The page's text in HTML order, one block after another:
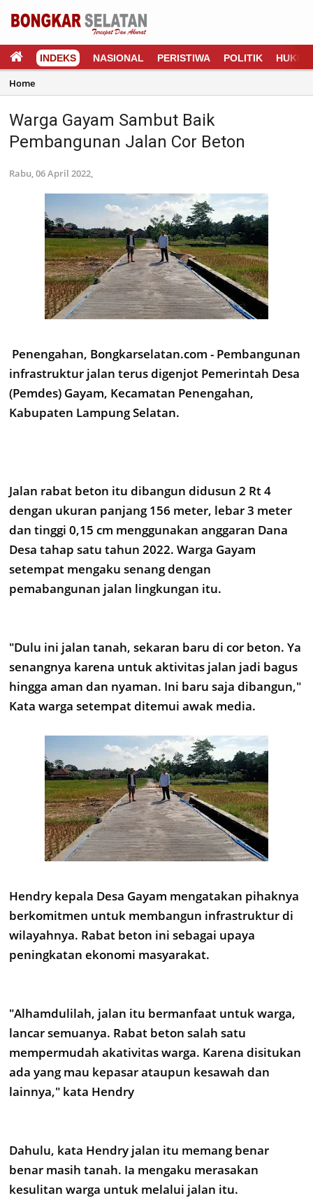
INDEKS NASIONAL PERISTIWA POLITIK HUKUM
Home
Warga Gayam Sambut Baik
Pembangunan Jalan Cor Beton
Rabu, 06 April 2022,
Penengahan, Bongkarselatan.com - Pembangunan
infrastruktur jalan terus digenjot Pemerintah Desa
(Pemdes) Gayam, Kecamatan Penengahan,
Kabupaten Lampung Selatan.
Jalan rabat beton itu dibangun didusun 2 Rt 4
dengan ukuran panjang 156 meter, lebar 3 meter
dan tinggi 0,15 cm menggunakan anggaran Dana
Desa tahap satu tahun 2022. Warga Gayam
setempat mengaku senang dengan
pemabangunan jalan lingkungan itu.
"Dulu ini jalan tanah, sekaran baru di cor beton. Ya
senangnya karena untuk aktivitas jalan jadi bagus
hingga aman dan nyaman. Ini baru saja dibangun,"
Kata warga setempat ditemui awak media.
Hendry kepala Desa Gayam mengatakan pihaknya
berkomitmen untuk membangun infrastruktur di
wilayahnya. Rabat beton ini sebagai upaya
peningkatan ekonomi masyarakat.
"Alhamdulilah, jalan itu bermanfaat untuk warga,
lancar semuanya. Rabat beton salah satu
mempermudah akativitas warga. Karena disitukan
ada yang mau kepasar ataupun kesawah dan
lainnya," kata Hendry
Dahulu, kata Hendry jalan itu memang benar
benar masih tanah. Ia mengaku merasakan
kesulitan warga untuk melalui jalan itu.